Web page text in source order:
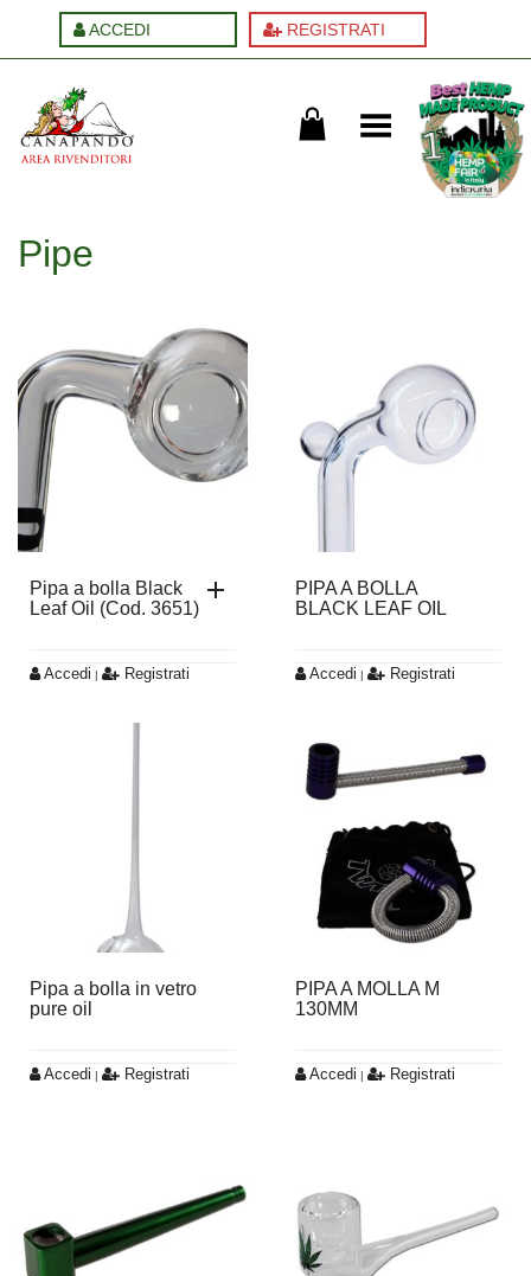
ACCEDI REGISTRATI
Cambia menu
Pipe
Pipa a bolla Black
Leaf Oil (Cod. 3651)
Accedi | Registrati
PIPA A BOLLA
BLACK LEAF OIL
Accedi | Registrati
Pipa a bolla in vetro
pure oil
Accedi | Registrati
PIPA A MOLLA M
130MM
Accedi | Registrati